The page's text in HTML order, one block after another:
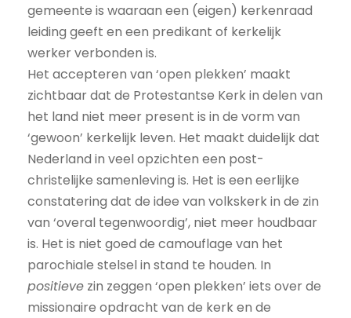
gemeente is waaraan een (eigen) kerkenraad
leiding geeft en een predikant of kerkelijk
werker verbonden is.
Het accepteren van ‘open plekken’ maakt
zichtbaar dat de Protestantse Kerk in delen van
het land niet meer present is in de vorm van
‘gewoon’ kerkelijk leven. Het maakt duidelijk dat
Nederland in veel opzichten een post-
christelijke samenleving is. Het is een eerlijke
constatering dat de idee van volkskerk in de zin
van ‘overal tegenwoordig’, niet meer houdbaar
is. Het is niet goed de camouflage van het
parochiale stelsel in stand te houden. In
positieve zin zeggen ‘open plekken’ iets over de
missionaire opdracht van de kerk en de